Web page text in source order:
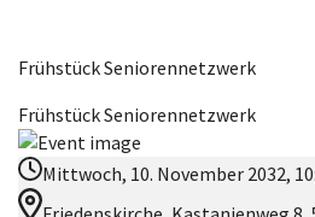
Frühstück Seniorennetzwerk
Frühstück Seniorennetzwerk
Mittwoch, 10. November 2032,